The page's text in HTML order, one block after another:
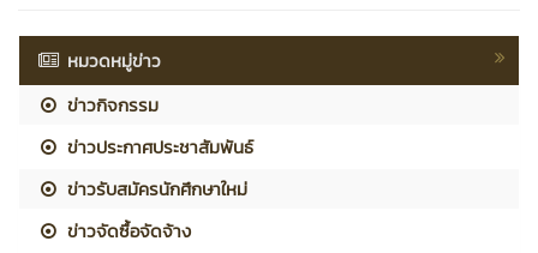
หมวดหมู่ข่าว
ข่าวกิจกรรม
ข่าวประกาศประชาสัมพันธ์
ข่าวรับสมัครนักศึกษาใหม่
ข่าวจัดซื้อจัดจ้าง